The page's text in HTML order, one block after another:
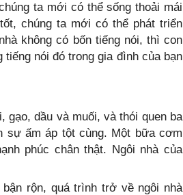
ta mới có thể sống thoải mái
chúng ta mới có thể phát triển
không có bốn tiếng nói, thì con
nói đó trong gia đình của bạn
dầu và muối, và thói quen ba
sự ấm áp tột cùng. Một bữa cơm
phúc chân thật. Ngôi nhà của
rộn, quá trình trở về ngôi nhà